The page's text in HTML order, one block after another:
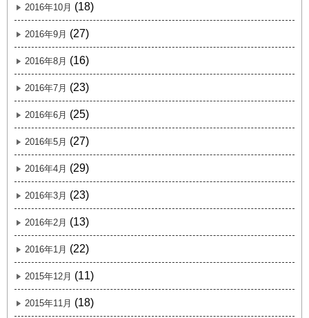
2016年10月 (18)
2016年9月 (27)
2016年8月 (16)
2016年7月 (23)
2016年6月 (25)
2016年5月 (27)
2016年4月 (29)
2016年3月 (23)
2016年2月 (13)
2016年1月 (22)
2015年12月 (11)
2015年11月 (18)